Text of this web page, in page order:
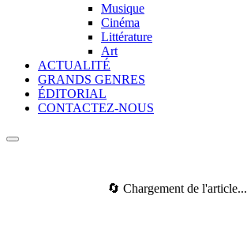
Musique
Cinéma
Littérature
Art
ACTUALITÉ
GRANDS GENRES
ÉDITORIAL
CONTACTEZ-NOUS
🔄 Chargement de l'article...